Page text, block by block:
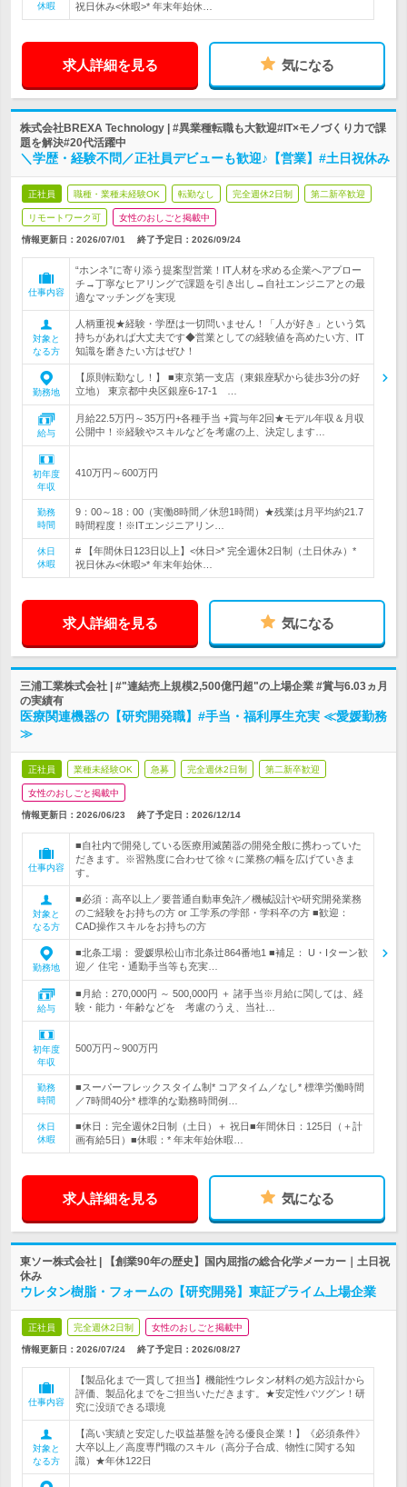
休暇
祝日休み<休暇>* 年末年始休…
求人詳細を見る 気になる
株式会社BREXA Technology | #異業種転職も大歓迎#IT×モノづくり力で課
題を解決#20代活躍中
＼学歴・経験不問／正社員デビューも歓迎♪【営業】#土日祝休み
正社員 職種・業種未経験OK 転勤なし 完全週休2日制 第二新卒歓迎
リモートワーク可 女性のおしごと掲載中
情報更新日：2026/07/01 終了予定日： 2026/09/24
仕事内容
“ホンネ”に寄り添う提案型営業！IT人材を求める企業へアプロー
チ→丁寧なヒアリングで課題を引き出し→自社エンジニアとの最
適なマッチングを実現
対象と
なる方
人柄重視★経験・学歴は一切問いません！「人が好き」という気
持ちがあれば大丈夫です◆営業としての経験値を高めたい方、IT
知識を磨きたい方はぜひ！
勤務地
【原則転勤なし！】 ■東京第一支店（東銀座駅から徒歩3分の好
立地） 東京都中央区銀座6-17-1 …
給与
月給22.5万円～35万円+各種手当 +賞与年2回★モデル年収＆月収
公開中！※経験やスキルなどを考慮の上、決定します…
初年度
年収
410万円～600万円
勤務
時間
9：00～18：00（実働8時間／休憩1時間）★残業は月平均約21.7
時間程度！※ITエンジニアリン…
休日
休暇
# 【年間休日123日以上】<休日>* 完全週休2日制（土日休み）*
祝日休み<休暇>* 年末年始休…
求人詳細を見る 気になる
三浦工業株式会社 | #"連結売上規模2,500億円超"の上場企業 #賞与6.03ヵ月
の実績有
医療関連機器の【研究開発職】#手当・福利厚生充実 ≪愛媛勤務
≫
正社員 業種未経験OK 急募 完全週休2日制 第二新卒歓迎
女性のおしごと掲載中
情報更新日：2026/06/23 終了予定日： 2026/12/14
仕事内容
■自社内で開発している医療用滅菌器の開発全般に携わっていた
だきます。※習熟度に合わせて徐々に業務の幅を広げていきま
す。
対象と
なる方
■必須：高卒以上／要普通自動車免許／機械設計や研究開発業務
のご経験をお持ちの方 or 工学系の学部・学科卒の方 ■歓迎：
CAD操作スキルをお持ちの方
勤務地
■北条工場： 愛媛県松山市北条辻864番地1 ■補足： U・Iターン歓
迎／ 住宅・通勤手当等も充実…
給与
■月給：270,000円 ～ 500,000円 ＋ 諸手当※月給に関しては、経
験・能力・年齢などを 考慮のうえ、当社…
初年度
年収
500万円～900万円
勤務
時間
■スーパーフレックスタイム制* コアタイム／なし* 標準労働時間
／7時間40分* 標準的な勤務時間例…
休日
休暇
■休日：完全週休2日制（土日）＋ 祝日■年間休日：125日（＋計
画有給5日）■休暇：* 年末年始休暇…
求人詳細を見る 気になる
東ソー株式会社 | 【創業90年の歴史】国内屈指の総合化学メーカー｜土日祝
休み
ウレタン樹脂・フォームの【研究開発】東証プライム上場企業
正社員 完全週休2日制 女性のおしごと掲載中
情報更新日：2026/07/24 終了予定日： 2026/08/27
仕事内容
【製品化まで一貫して担当】機能性ウレタン材料の処方設計から
評価、製品化までをご担当いただきます。★安定性バツグン！研
究に没頭できる環境
対象と
なる方
【高い実績と安定した収益基盤を誇る優良企業！】《必須条件》
大卒以上／高度専門職のスキル（高分子合成、物性に関する知
識）★年休122日